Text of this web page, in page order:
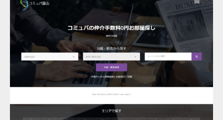
更新日： 2022.12.06
寝具の丸洗い・乾燥・消毒サービス
Detail Visit